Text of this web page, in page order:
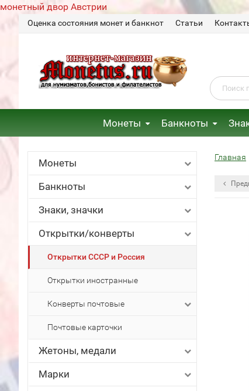
монетный двор Австрии
Оценка состояния монет и банкнот Статьи
Монеты Банкноты
Монеты
Банкноты
Знаки, значки
Открытки/конверты
Открытки СССР и Россия
Открытки иностранные
Конверты почтовые
Почтовые карточки
Жетоны, медали
Марки
Главная